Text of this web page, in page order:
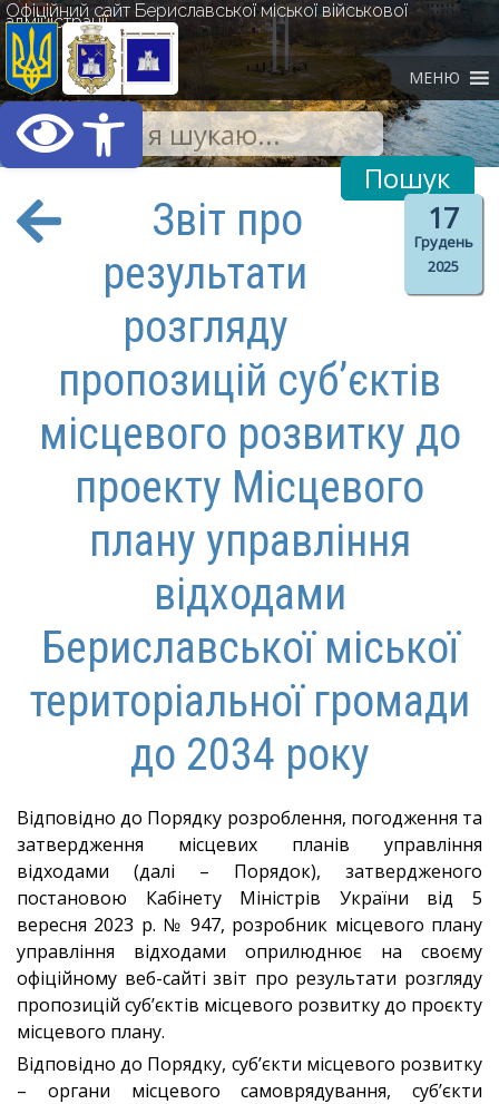
Відкрити Панель
Офіційний сайт Бериславської міської військової
адміністрації
МЕНЮ
17
Грудень
2025
Звіт про
результати
розгляду
пропозицій суб’єктів
місцевого розвитку до
проекту Місцевого
плану управління
відходами
Бериславської міської
територіальної громади
до 2034 року
Відповідно до Порядку розроблення, погодження та
затвердження місцевих планів управління
відходами (далі – Порядок), затвердженого
постановою Кабінету Міністрів України від 5
вересня 2023 р. № 947, розробник місцевого плану
управління відходами оприлюднює на своєму
офіційному веб-сайті звіт про результати розгляду
пропозицій суб’єктів місцевого розвитку до проєкту
місцевого плану.
Відповідно до Порядку, суб’єкти місцевого розвитку
– органи місцевого самоврядування, суб’єкти